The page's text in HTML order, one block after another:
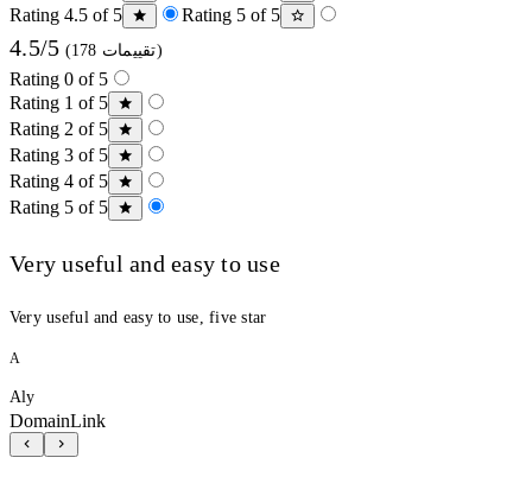
Rating 4.5 of 5
Rating 5 of 5
4.5/5 (178 تقييمات)
Rating 0 of 5
Rating 1 of 5
Rating 2 of 5
Rating 3 of 5
Rating 4 of 5
Rating 5 of 5
Very useful and easy to use
Very useful and easy to use, five star
A
Aly
DomainLink